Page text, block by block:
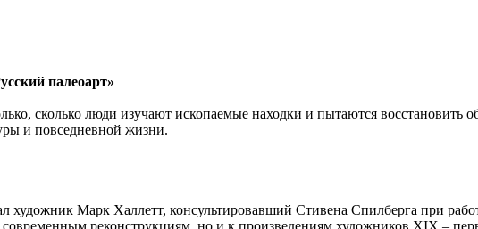
палеоарт»
сколько люди изучают ископаемые находки и пытаются восстановить
и повседневной жизни.
художник Марк Халлетт, консультировавший Стивена Спилберга при
реконструкциям, но и к произведениям художников XIX –